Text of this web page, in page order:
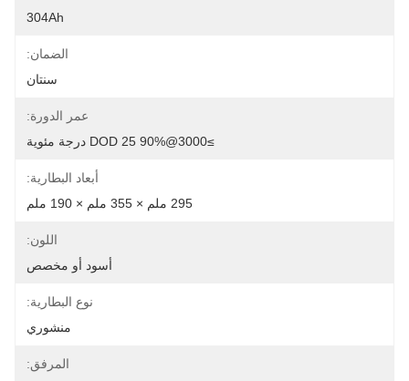
304Ah
الضمان:
سنتان
عمر الدورة:
≥3000@90% DOD 25 درجة مئوية
أبعاد البطارية:
295 ملم × 355 ملم × 190 ملم
اللون:
أسود أو مخصص
نوع البطارية:
منشوري
المرفق: